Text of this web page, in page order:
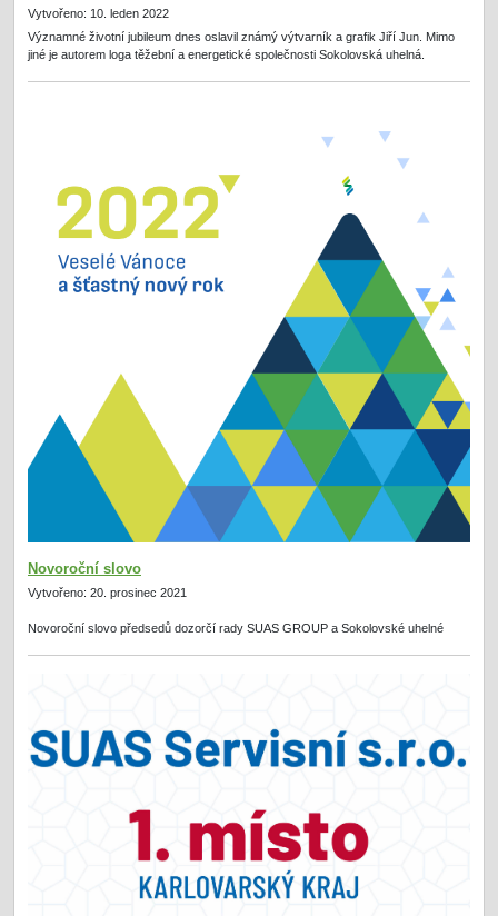
Vytvořeno: 10. leden 2022
Významné životní jubileum dnes oslavil známý výtvarník a grafik Jiří Jun. Mimo
jiné je autorem loga těžební a energetické společnosti Sokolovská uhelná.
Novoroční slovo
Vytvořeno: 20. prosinec 2021
Novoroční slovo předsedů dozorčí rady SUAS GROUP a Sokolovské uhelné